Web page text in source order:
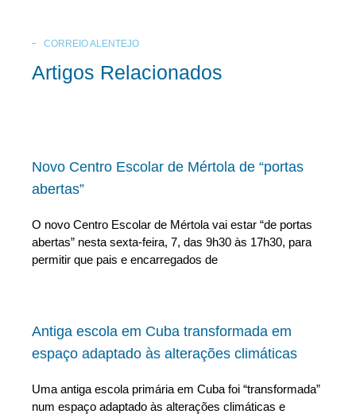
CORREIO ALENTEJO
Artigos Relacionados
Novo Centro Escolar de Mértola de “portas
abertas”
O novo Centro Escolar de Mértola vai estar “de portas
abertas” nesta sexta-feira, 7, das 9h30 às 17h30, para
permitir que pais e encarregados de
Antiga escola em Cuba transformada em
espaço adaptado às alterações climáticas
Uma antiga escola primária em Cuba foi “transformada”
num espaço adaptado às alterações climáticas e